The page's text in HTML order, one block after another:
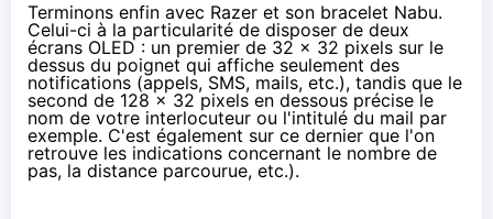
Terminons enfin avec Razer et son bracelet Nabu.
Celui-ci à la particularité de disposer de deux
écrans OLED : un premier de 32 x 32 pixels sur le
dessus du poignet qui affiche seulement des
notifications (appels, SMS, mails, etc.), tandis que le
second de 128 x 32 pixels en dessous précise le
nom de votre interlocuteur ou l'intitulé du mail par
exemple. C'est également sur ce dernier que l'on
retrouve les indications concernant le nombre de
pas, la distance parcourue, etc.).